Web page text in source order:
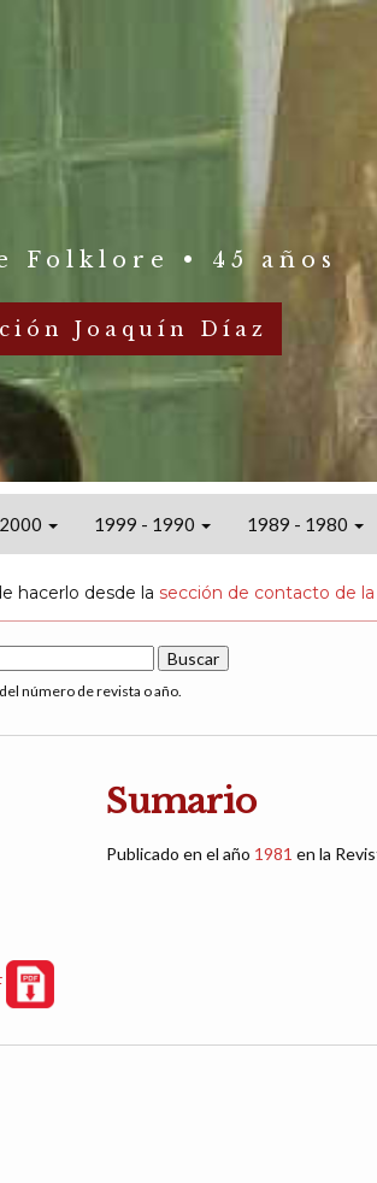
Folklore • 45 años
Joaquín Díaz
1999 - 1990 1989 - 1980
hacerlo desde la sección de contacto de
número de revista o año.
Sumario
Publicado en el año 1981 en la